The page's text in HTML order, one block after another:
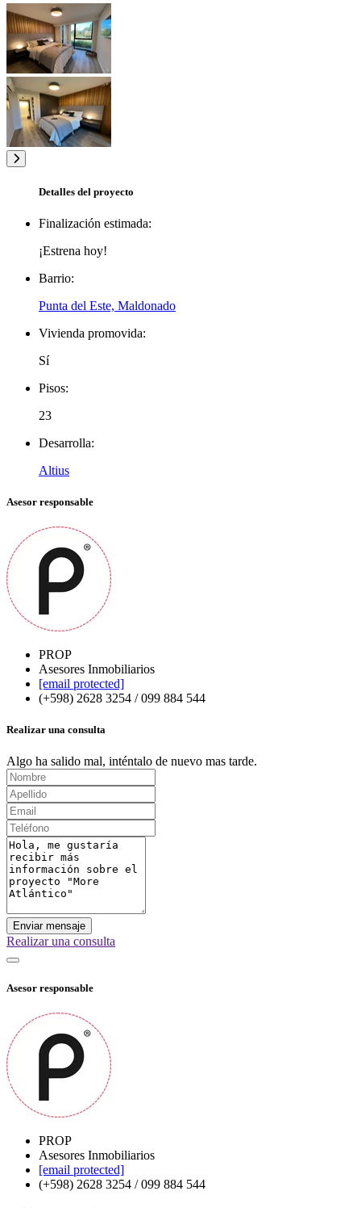
Detalles del proyecto
Finalización estimada:
¡Estrena hoy!
Barrio:
Punta del Este, Maldonado
Vivienda promovida:
Sí
Pisos:
23
Desarrolla:
Altius
Asesor responsable
PROP
Asesores Inmobiliarios
[email protected]
(+598) 2628 3254 / 099 884 544
Realizar una consulta
Algo ha salido mal, inténtalo de nuevo mas tarde.
Enviar mensaje
Realizar una consulta
Asesor responsable
PROP
Asesores Inmobiliarios
[email protected]
(+598) 2628 3254 / 099 884 544